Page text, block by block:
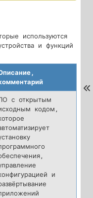
используются
и функций
с открытым
кодом,
и